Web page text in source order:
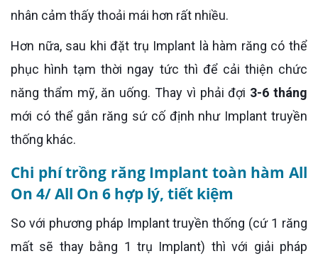
nhân cảm thấy thoải mái hơn rất nhiều.
Hơn nữa, sau khi đặt trụ Implant là hàm răng có thể
phục hình tạm thời ngay tức thì để cải thiện chức
năng thẩm mỹ, ăn uống. Thay vì phải đợi 3-6 tháng
mới có thể gắn răng sứ cố định như Implant truyền
thống khác.
Chi phí trồng răng Implant toàn hàm All
On 4/ All On 6 hợp lý, tiết kiệm
So với phương pháp Implant truyền thống (cứ 1 răng
mất sẽ thay bằng 1 trụ Implant) thì với giải pháp